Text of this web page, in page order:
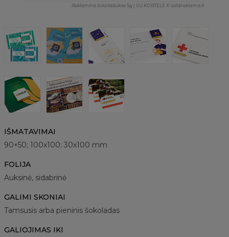
Reklaminis šokoladukas 5g | SU KORTELE © saldireklama.lt
IŠMATAVIMAI
90×50; 100x100; 30x100 mm
FOLIJA
Auksinė, sidabrinė
GALIMI SKONIAI
Tamsusis arba pieninis šokoladas
GALIOJIMAS IKI